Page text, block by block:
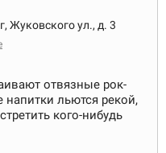
Жуковского ул., д. 3
отвязные рок-
напитки льются рекой,
кого-нибудь